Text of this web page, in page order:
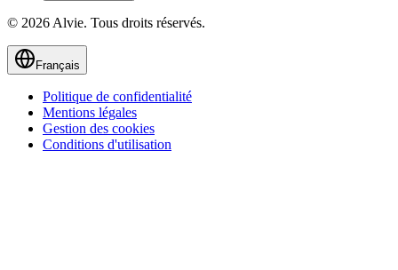
© 2026 Alvie. Tous droits réservés.
Français
Politique de confidentialité
Mentions légales
Gestion des cookies
Conditions d'utilisation